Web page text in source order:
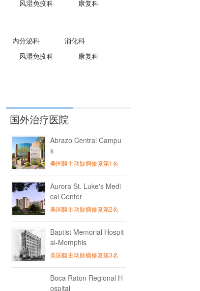
风湿免疫科
康复科
内分泌科
消化科
风湿免疫科
康复科
国外治疗医院
Abrazo Central Campu
s
美国腹主动脉瘤修复第1名
Aurora St. Luke's Medi
cal Center
美国腹主动脉瘤修复第2名
Baptist Memorial Hospit
al-Memphis
美国腹主动脉瘤修复第3名
Boca Raton Regional H
ospital